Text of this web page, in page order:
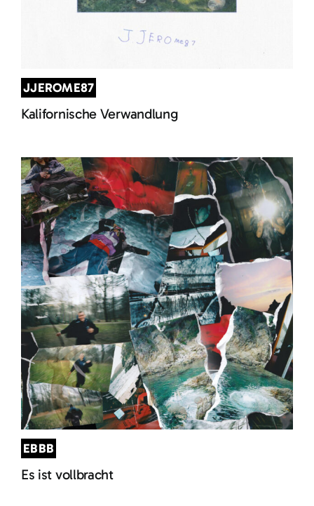
JJEROME87
Kalifornische Verwandlung
EBBB
Es ist vollbracht